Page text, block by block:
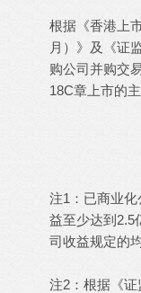
根据《香港上
月）》及《证
购公司并购交
18C章上市的
注1：已商业
益至少达到2.5
司收益规定的
注2：根据《